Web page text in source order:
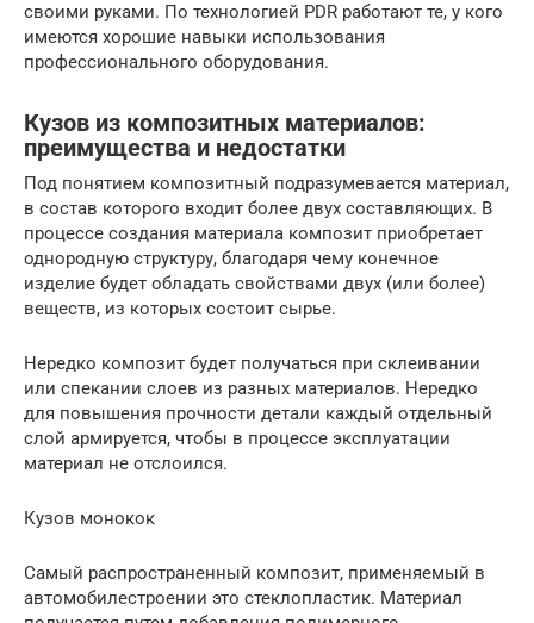
своими руками. По технологией PDR работают те, у кого
имеются хорошие навыки использования
профессионального оборудования.
Кузов из композитных материалов:
преимущества и недостатки
Под понятием композитный подразумевается материал,
в состав которого входит более двух составляющих. В
процессе создания материала композит приобретает
однородную структуру, благодаря чему конечное
изделие будет обладать свойствами двух (или более)
веществ, из которых состоит сырье.
Нередко композит будет получаться при склеивании
или спекании слоев из разных материалов. Нередко
для повышения прочности детали каждый отдельный
слой армируется, чтобы в процессе эксплуатации
материал не отслоился.
Кузов монокок
Самый распространенный композит, применяемый в
автомобилестроении это стеклопластик. Материал